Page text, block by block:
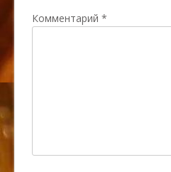
Комментарий *